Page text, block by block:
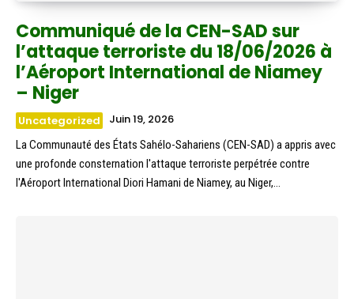
Communiqué de la CEN-SAD sur
l’attaque terroriste du 18/06/2026 à
l’Aéroport International de Niamey
– Niger
Uncategorized Juin 19, 2026
La Communauté des États Sahélo-Sahariens (CEN-SAD) a appris avec
une profonde consternation l'attaque terroriste perpétrée contre
l'Aéroport International Diori Hamani de Niamey, au Niger,...